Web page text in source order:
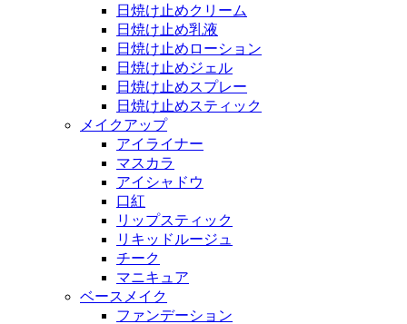
日焼け止めクリーム
日焼け止め乳液
日焼け止めローション
日焼け止めジェル
日焼け止めスプレー
日焼け止めスティック
メイクアップ
アイライナー
マスカラ
アイシャドウ
口紅
リップスティック
リキッドルージュ
チーク
マニキュア
ベースメイク
ファンデーション